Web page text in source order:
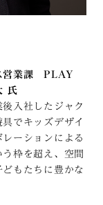
営業課 PLAY
氏
入社したジャク
でキッズデザイ
ーションによる
枠を超え、空間
もたちに豊かな